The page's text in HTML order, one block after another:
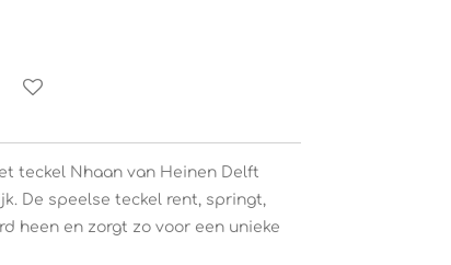
teckel Nhaan van Heinen Delft
De speelse teckel rent, springt,
heen en zorgt zo voor een unieke